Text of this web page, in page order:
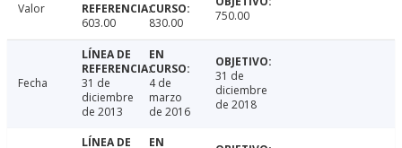
Valor
603.00
830.00 750.00
Fecha
31 de
diciembre
de 2013
4 de
marzo
de 2016
31 de
diciembre
de 2018